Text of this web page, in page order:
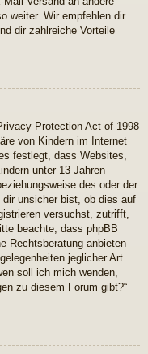
weiter. Wir empfehlen dir
dir zahlreiche Vorteile
Protection Act of 1998
von Kindern im Internet
festlegt, dass Websites,
unter 13 Jahren
des oder der
dir unsicher bist, ob dies auf
versuchst, zutrifft,
beachte, dass phpBB
Rechtsberatung anbieten
jeglicher Art
soll ich mich wenden,
zu diesem Forum gibt?“